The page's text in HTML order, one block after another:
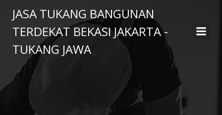
to
content
JASA TUKANG BANGUNAN
TERDEKAT BEKASI JAKARTA -
TUKANG JAWA